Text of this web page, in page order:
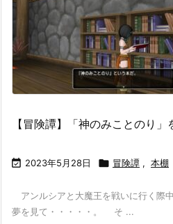
【冒険譚】「神のみことのり」
 2023年5月28日  冒険譚 , 本棚
アンルシアと大魔王を戦いに行く
夢を見て・・・・・。 そ ...